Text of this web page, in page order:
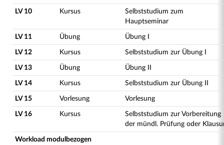
LV 10 Kursus
Selbststudium zum
Hauptseminar
LV 11 Übung Übung I
LV 12 Kursus Selbststudium zur Übung I
LV 13 Übung Übung II
LV 14 Kursus Selbststudium zur Übung II
LV 15 Vorlesung Vorlesung
LV 16 Kursus
Selbststudium zur Vorbereitung
der mündl. Prüfung oder
Workload modulbezogen